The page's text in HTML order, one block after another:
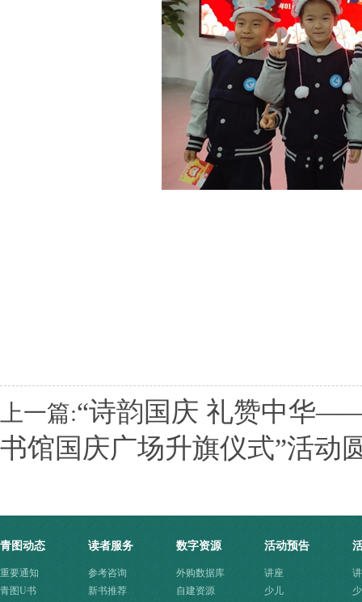
上一篇:“诗韵国庆 礼赞中华
书馆国庆广场升旗仪式”活动
青图动态
重要通知
青图U书
读者服务
参考咨询
新书推荐
数字资源
外购数据库
自建资源
活动预告
讲座
少儿